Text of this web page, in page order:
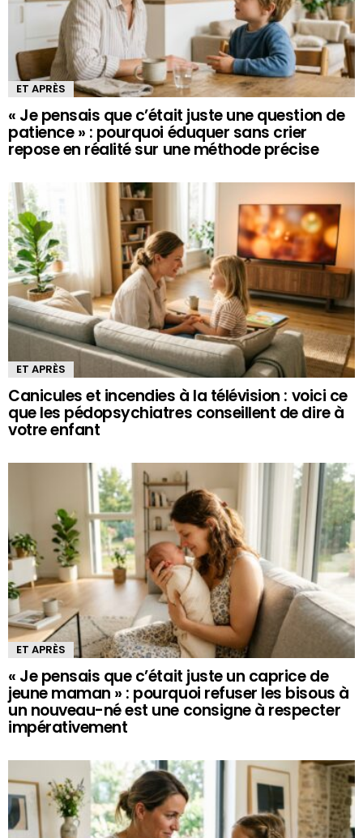
ET APRÈS
« Je pensais que c’était juste une question de
patience » : pourquoi éduquer sans crier
repose en réalité sur une méthode précise
ET APRÈS
Canicules et incendies à la télévision : voici ce
que les pédopsychiatres conseillent de dire à
votre enfant
ET APRÈS
« Je pensais que c’était juste un caprice de
jeune maman » : pourquoi refuser les bisous à
un nouveau-né est une consigne à respecter
impérativement